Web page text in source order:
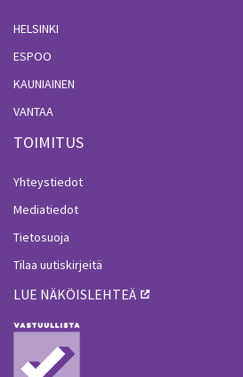
HELSINKI
ESPOO
KAUNIAINEN
VANTAA
TOIMITUS
Yhteystiedot
Mediatiedot
Tietosuoja
Tilaa uutiskirjeitä
LUE NÄKÖISLEHTEÄ